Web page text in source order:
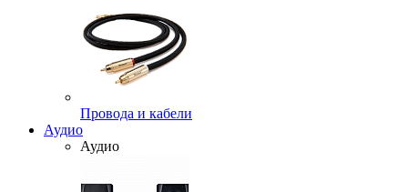
Провода и кабели
Аудио
Аудио